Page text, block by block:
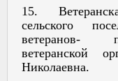
15.
сельского
ветеранов-
ветеранской
Николаевна.